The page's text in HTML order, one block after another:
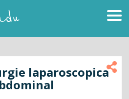
laparoscopica